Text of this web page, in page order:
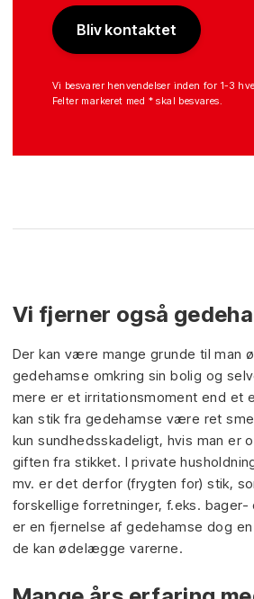
Vi besvarer henvendelser inden for 1-3
Felter markeret med * skal besvares.
Vi fjerner også
Der kan være mange grunde til man
gedehamse omkring sin bolig og
mere er et irritationsmoment end et
kan stik fra gedehamse være ret
kun sundhedsskadeligt, hvis man er
giften fra stikket. I private
mv. er det derfor (frygten for) stik,
forskellige forretninger, f.eks.
er en fjernelse af gedehamse dog
de kan ødelægge varerne.​